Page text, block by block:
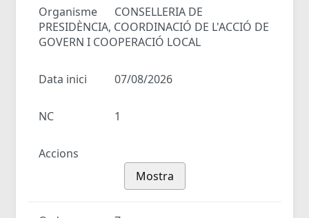
Organisme
CONSELLERIA DE
PRESIDÈNCIA, COORDINACIÓ DE L'ACCIÓ DE
GOVERN I COOPERACIÓ LOCAL
Data inici 07/08/2026
NC 1
Accions
Mostra